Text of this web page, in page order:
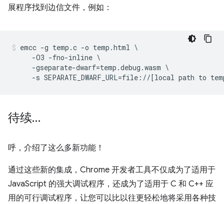
展程序找到边信文件，例如：
emcc -g temp.c -o temp.html \
     -O3 -fno-inline \
     -gseparate-dwarf=temp.debug.wasm \
待续…
呼，介绍了这么多新功能！
通过这些新的集成，Chrome 开发者工具不仅成为了适用于
JavaScript 的强大调试程序，还成为了适用于 C 和 C++ 应
用的可行调试程序，让您可以比以往更轻松地将采用各种技